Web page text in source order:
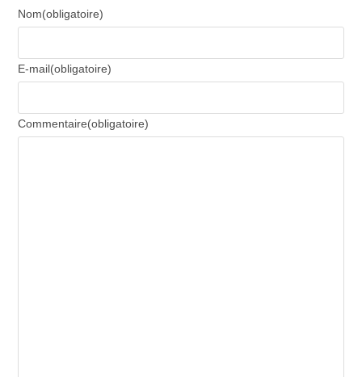
Nom(obligatoire)
E-mail(obligatoire)
Commentaire(obligatoire)